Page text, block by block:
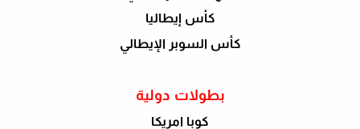
كأس إيطاليا
كأس السوبر الإيطالي
بطولات دولية
كوبا امريكا